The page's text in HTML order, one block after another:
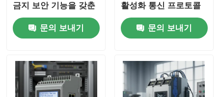
금지 보안 기능을 갖춘
보안 액세스 PLC 컨트
롤러
문의 보내기
활성화 통신 프로토콜
및 403 금지 오류 처리
문의 보내기